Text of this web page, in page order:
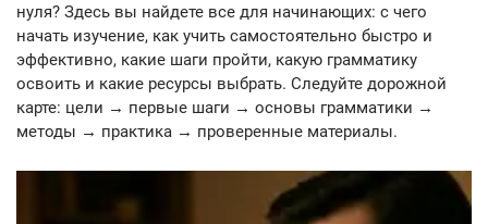
нуля? Здесь вы найдете все для начинающих: с чего
начать изучение, как учить самостоятельно быстро и
эффективно, какие шаги пройти, какую грамматику
освоить и какие ресурсы выбрать. Следуйте дорожной
карте: цели → первые шаги → основы грамматики →
методы → практика → проверенные материалы.